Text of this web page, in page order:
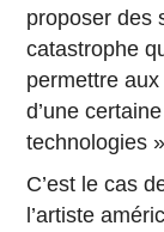
proposer des
catastrophe
permettre
d’une
technologies
C’est le cas
l’artiste